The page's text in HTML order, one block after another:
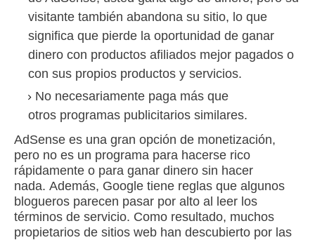
visitante también abandona su sitio, lo que
significa que pierde la oportunidad de ganar
dinero con productos afiliados mejor pagados o
con sus propios productos y servicios.
No necesariamente paga más que
otros programas publicitarios similares.
AdSense es una gran opción de monetización,
pero no es un programa para hacerse rico
rápidamente o para ganar dinero sin hacer
nada. Además, Google tiene reglas que algunos
blogueros parecen pasar por alto al leer los
términos de servicio. Como resultado, muchos
propietarios de sitios web han descubierto por las